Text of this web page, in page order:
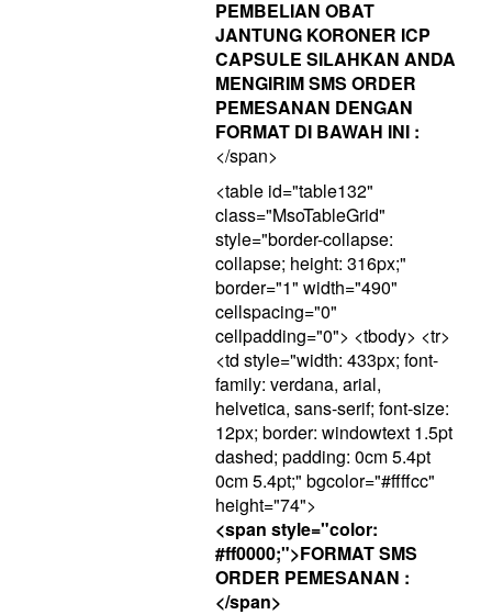
PEMBELIAN OBAT
JANTUNG KORONER ICP
CAPSULE SILAHKAN ANDA
MENGIRIM SMS ORDER
PEMESANAN DENGAN
FORMAT DI BAWAH INI :
</span>
<table id="table132"
class="MsoTableGrid"
style="border-collapse:
collapse; height: 316px;"
border="1" width="490"
cellspacing="0"
cellpadding="0"> <tbody> <tr>
<td style="width: 433px; font-
family: verdana, arial,
helvetica, sans-serif; font-size:
12px; border: windowtext 1.5pt
dashed; padding: 0cm 5.4pt
0cm 5.4pt;" bgcolor="#ffffcc"
height="74">
<span style="color:
#ff0000;">FORMAT SMS
ORDER PEMESANAN :
</span>